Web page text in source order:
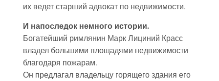
их ведет старший адвокат по недвижимости.
И напоследок немного истории.
Богатейший римлянин Марк Лициний Красс
владел большими площадями недвижимости
благодаря пожарам.
Он предлагал владельцу горящего здания его